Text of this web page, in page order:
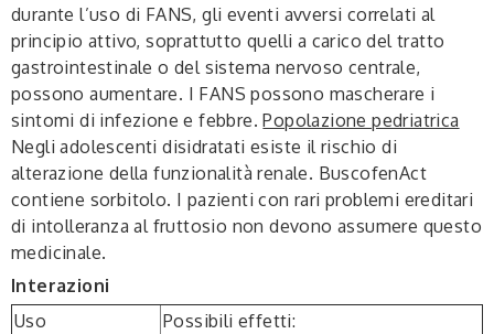
durante l’uso di FANS, gli eventi avversi correlati al
principio attivo, soprattutto quelli a carico del tratto
gastrointestinale o del sistema nervoso centrale,
possono aumentare. I FANS possono mascherare i
sintomi di infezione e febbre.Popolazione pedriatrica
Negli adolescenti disidratati esiste il rischio di
alterazione della funzionalità renale. BuscofenAct
contiene sorbitolo. I pazienti con rari problemi ereditari
di intolleranza al fruttosio non devono assumere questo
medicinale.
Interazioni
Uso
Possibili effetti: